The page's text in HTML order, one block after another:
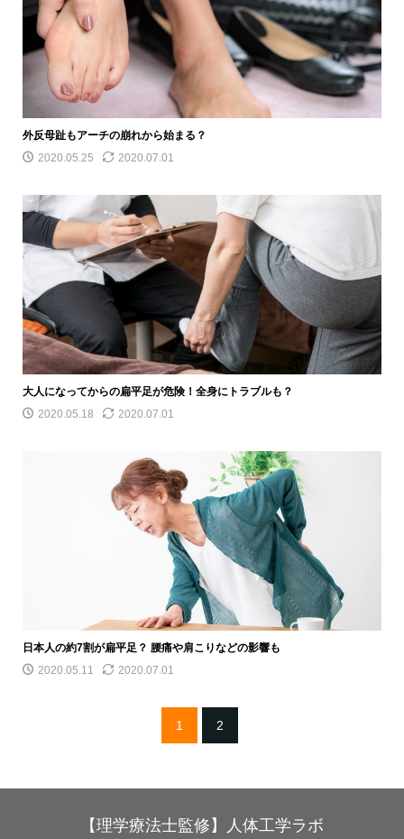
外反母趾もアーチの崩れから始まる？
2020.05.25
2020.07.01
大人になってからの扁平足が危険！全身にトラブルも？
2020.05.18
2020.07.01
日本人の約7割が扁平足？ 腰痛や肩こりなどの影響も
2020.05.11
2020.07.01
1 2
【理学療法士監修】人体工学ラボ